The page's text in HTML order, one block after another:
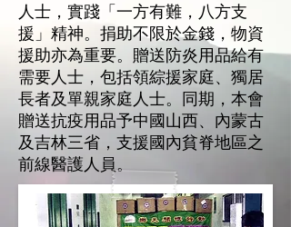
人士，實踐「一方有難，八方支
援」精神。捐助不限於金錢，物資
援助亦為重要。贈送防炎用品給有
需要人士，包括領綜援家庭、獨居
長者及單親家庭人士。同期，本會
贈送抗疫用品予中國山西、內蒙古
及吉林三省，支援國內貧脊地區之
前線醫護人員。